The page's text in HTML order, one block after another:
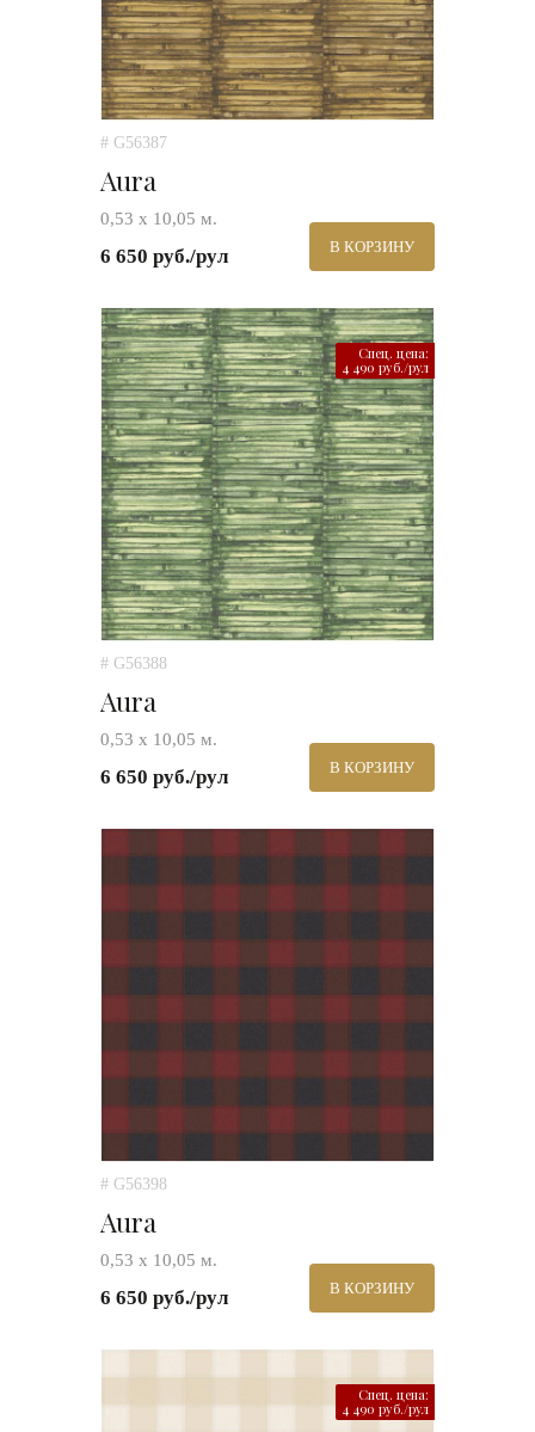
# G56387
Aura
0,53 х 10,05 м.
6 650 руб./рул В КОРЗИНУ
Спец. цена:
4 490 руб./рул
# G56388
Aura
0,53 х 10,05 м.
6 650 руб./рул В КОРЗИНУ
# G56398
Aura
0,53 х 10,05 м.
6 650 руб./рул В КОРЗИНУ
Спец. цена:
4 490 руб./рул